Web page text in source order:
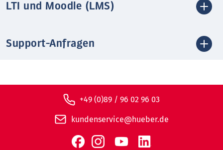
LTI und Moodle (LMS)
Support-Anfragen
+49 (0)89 / 96 02 96 03
kundenservice@hueber.de